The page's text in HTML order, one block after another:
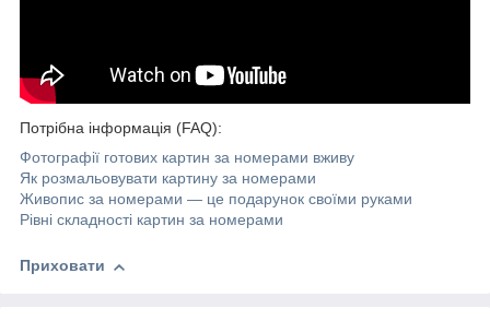
Потрібна інформація (FAQ):
Фотографії готових картин за номерами вживу
Як розмальовувати картину за номерами
Живопис за номерами — це подарунок своїми руками
Рівні складності картин за номерами
Приховати